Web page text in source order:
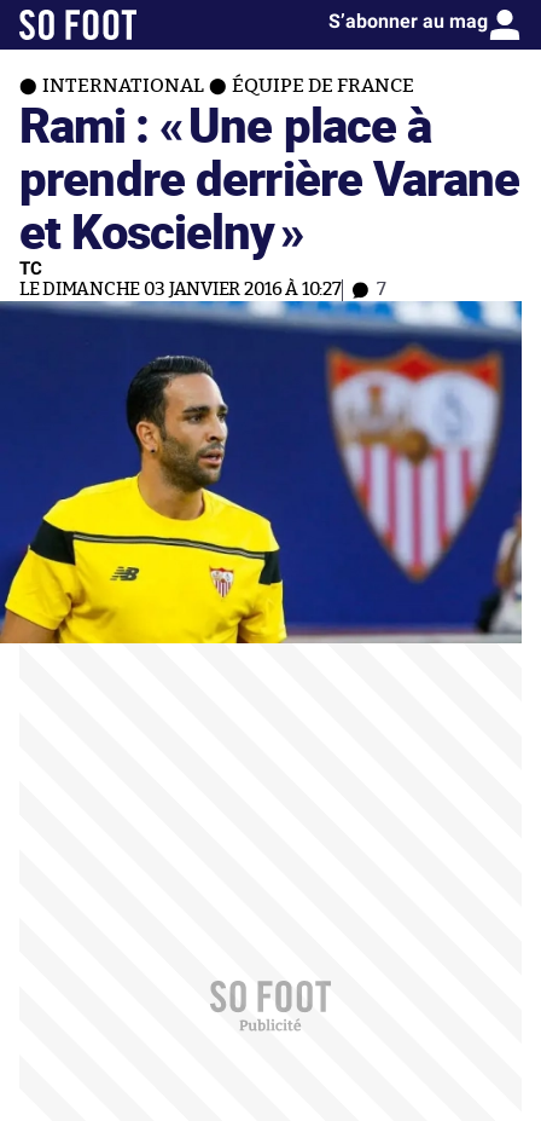
S’abonner au mag
INTERNATIONAL ÉQUIPE DE FRANCE
Rami : «Une place à
prendre derrière Varane
et Koscielny»
TC
LE DIMANCHE 03 JANVIER 2016 À 10:27 7